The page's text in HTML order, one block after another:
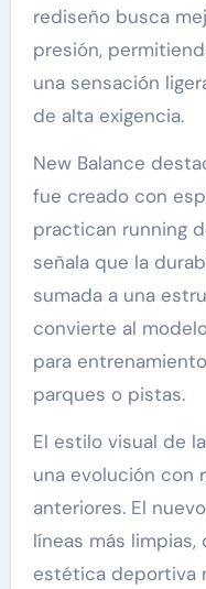
rediseño busca
presión,
una sensación
de alta exigencia.
New Balance
fue creado con
practican running
señala que la
sumada a una
convierte al
para
parques o pistas.
El estilo visual de
una evolución con
anteriores. El
líneas más
estética deportiva